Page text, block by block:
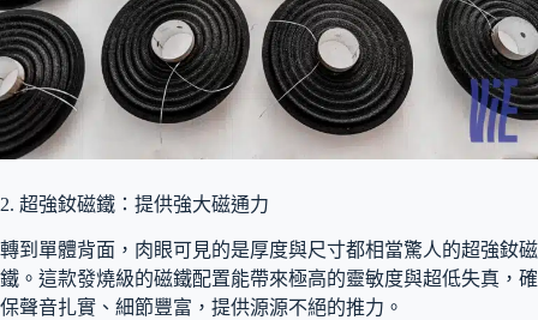
2. 超強釹磁鐵：提供強大磁通力
轉到單體背面，肉眼可見的是厚度與尺寸都相當驚人的超強釹磁
鐵。這款發燒級的磁鐵配置能帶來極高的靈敏度與超低失真，確
保聲音扎實、細節豐富，提供源源不絕的推力。